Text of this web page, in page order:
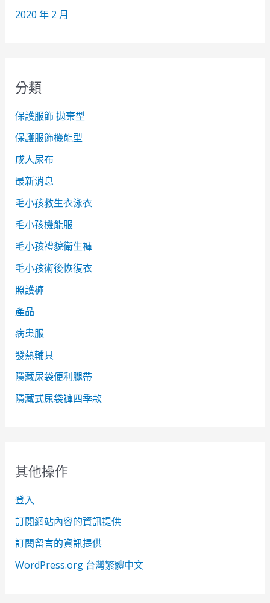
2020 年 2 月
分類
保護服飾 拋棄型
保護服飾機能型
成人尿布
最新消息
毛小孩救生衣泳衣
毛小孩機能服
毛小孩禮貌衛生褲
毛小孩術後恢復衣
照護褲
產品
病患服
發熱輔具
隱藏尿袋便利腿帶
隱藏式尿袋褲四季款
其他操作
登入
訂閱網站內容的資訊提供
訂閱留言的資訊提供
WordPress.org 台灣繁體中文